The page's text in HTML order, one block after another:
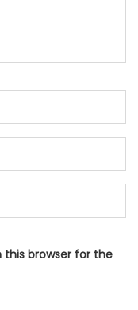
this browser for the